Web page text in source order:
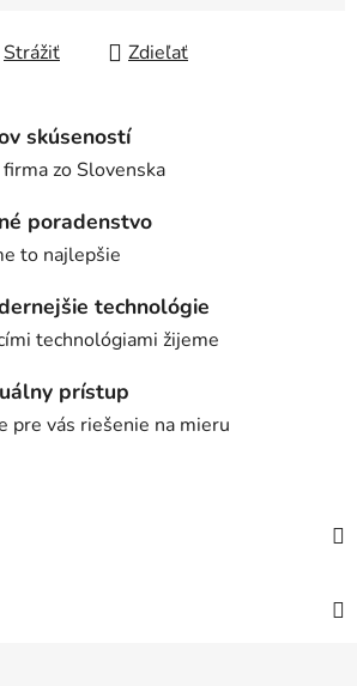
Strážiť Zdieľať
skúseností
zo Slovenska
poradenstvo
to najlepšie
technológie
technológiami žijeme
prístup
pre vás riešenie na mieru